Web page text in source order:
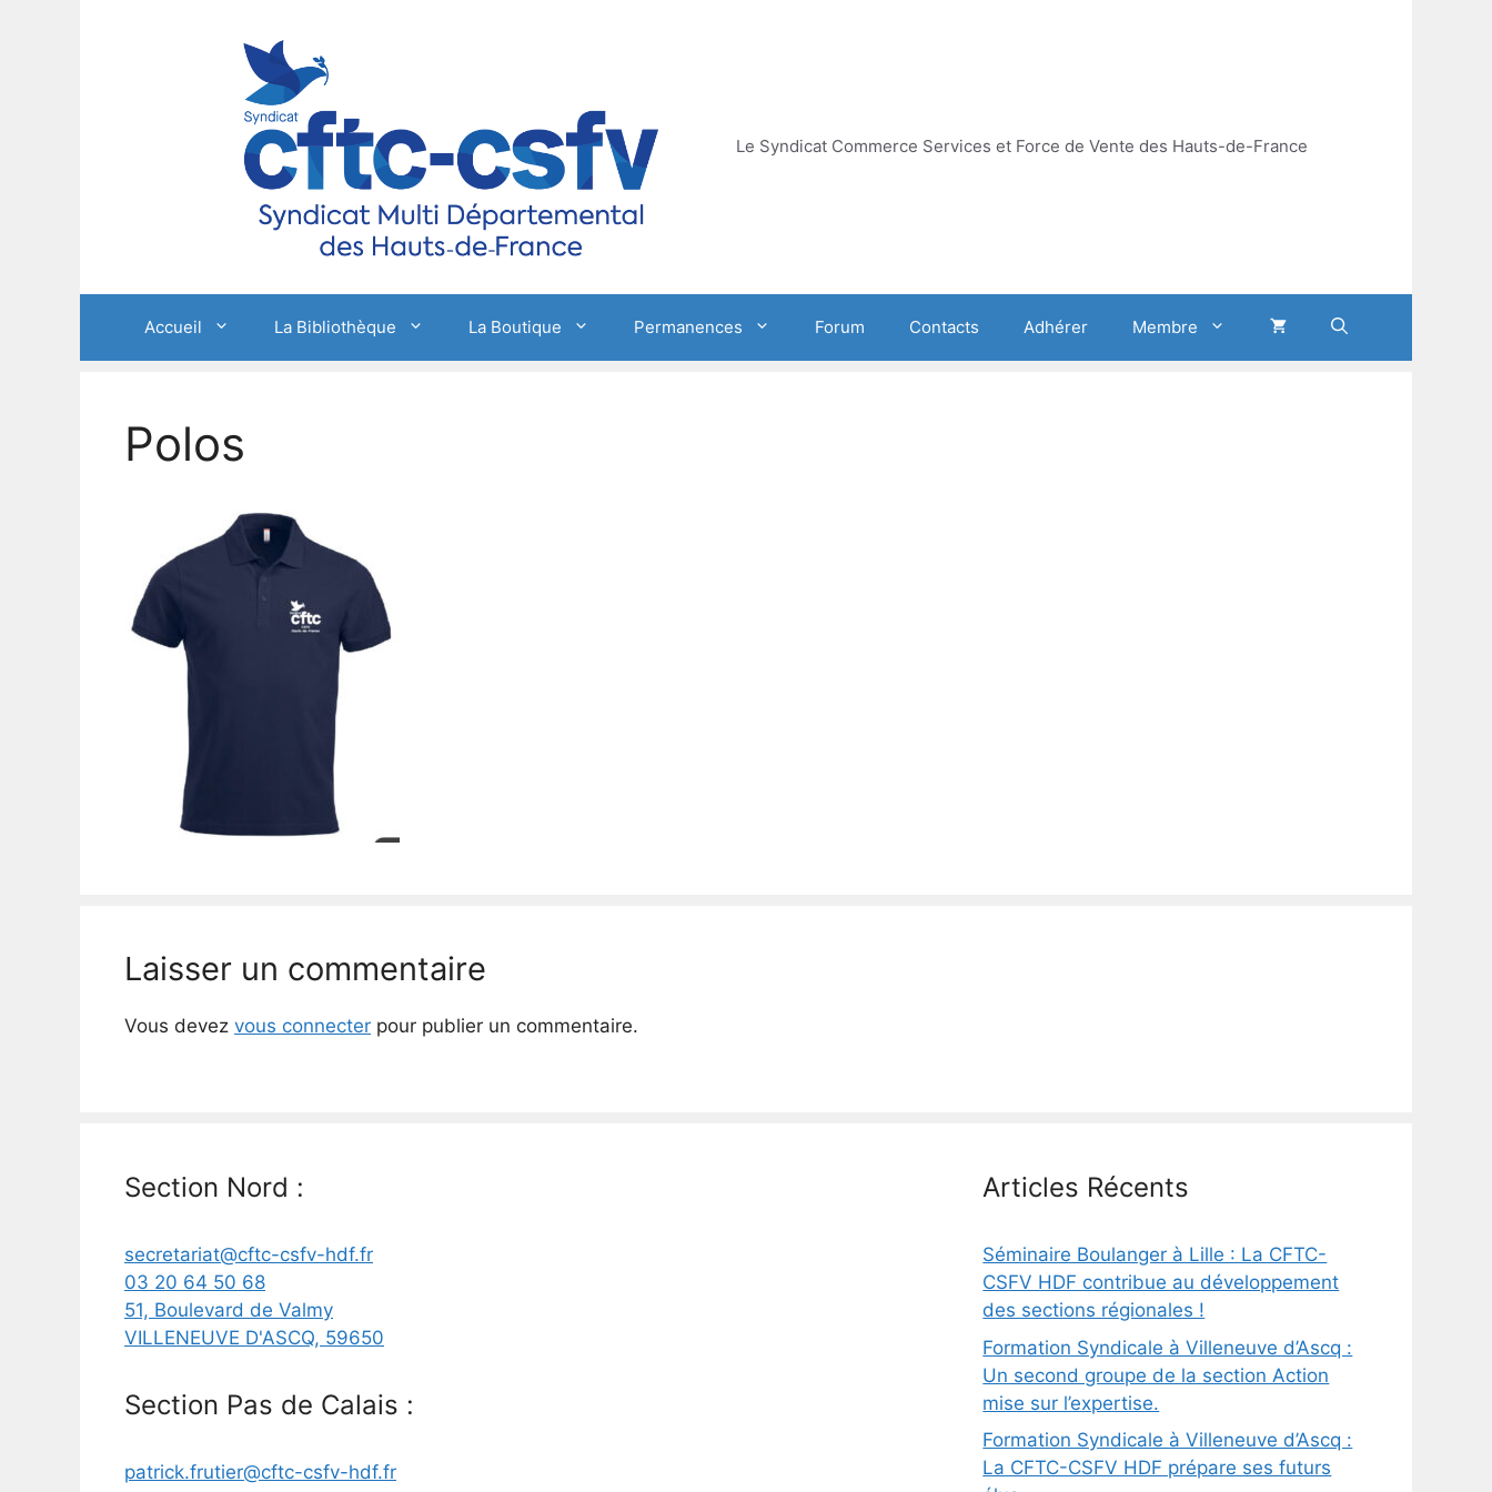
Le Syndicat Commerce Services et Force de Vente des Hauts-de-France
Accueil La Bibliothèque La Boutique Permanences Forum Contacts Adhérer Membre
Polos
Laisser un commentaire
Vous devez vous connecter pour publier un commentaire.
Section Nord :
secretariat@cftc-csfv-hdf.fr
03 20 64 50 68
51, Boulevard de Valmy
VILLENEUVE D'ASCQ, 59650
Section Pas de Calais :
patrick.frutier@cftc-csfv-hdf.fr
Articles Récents
Séminaire Boulanger à Lille : La CFTC-
CSFV HDF contribue au développement
des sections régionales !
Formation Syndicale à Villeneuve d’Ascq :
Un second groupe de la section Action
mise sur l’expertise.
Formation Syndicale à Villeneuve d’Ascq :
La CFTC-CSFV HDF prépare ses futurs